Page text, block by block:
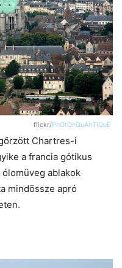
flickr/PhOtOnQuAnTiQuE
Chartres-i
a francia gótikus
ablakok
mindössze apró